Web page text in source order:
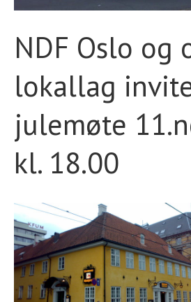
NDF Oslo og
lokallag
julemøte
kl. 18.00